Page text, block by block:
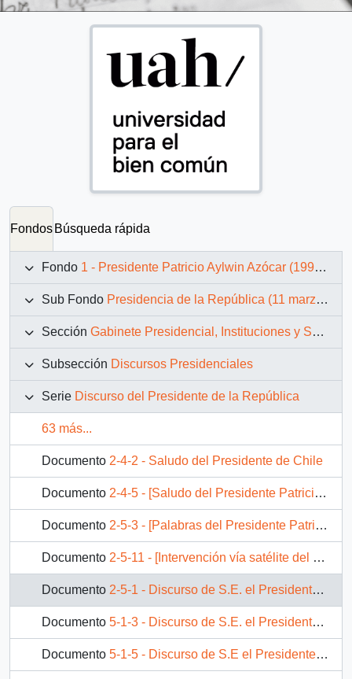
Fondos Búsqueda rápida
Fondo 1 - Presidente Patricio Aylwin Azócar (1990-1994)
Sub Fondo Presidencia de la República (11 marzo 1990 – 11 marzo 1994)
Sección Gabinete Presidencial, Instituciones y Servicios
Subsección Discursos Presidenciales
Serie Discurso del Presidente de la República
63 más...
Documento 2-4-2 - Saludo del Presidente de Chile
Documento 2-4-5 - [Saludo del Presidente Patricio Aylwin Azocar con motivo del lanzamiento del libro acerca de los 100 años del Colegio Alemán.]
Documento 2-5-3 - [Palabras del Presidente Patricio Aylwin en el homenaje realizado a Jose Ignacio Palma], político demócrata cristiano, fallecido en 1988.
Documento 2-5-11 - [Intervención vía satélite del Presidente Patricio Aylwin Azocar en la 23° reunión general del Consejo Económico de la Cuenca del Pacífico]
Documento 2-5-1 - Discurso de S.E. el Presidente de la República, D. Patricio Aylwin Azocar, en acto de celebración del Día del Trabajo
Documento 5-1-3 - Discurso de S.E. el Presidente de la República, D. Patricio Aylwin Azocar, en encuentro Mujer - Empresa.
Documento 5-1-5 - Discurso de S.E el Presidente de la República, D. Patricio Aylwin Azocar, en firma de Ley de Capacidad Plena de los Jóvenes a los 18 años.